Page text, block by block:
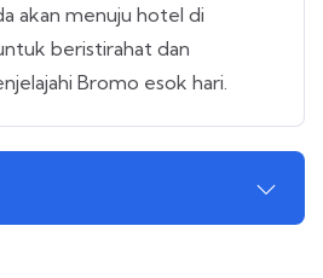
akan menuju hotel di
beristirahat dan
Bromo esok hari.